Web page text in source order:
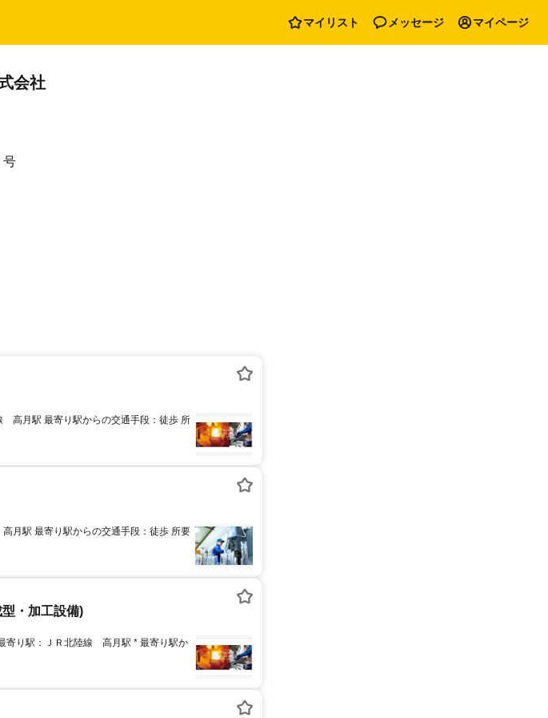
マイリスト メッセージ マイページ
会社
号
型・加工設備)